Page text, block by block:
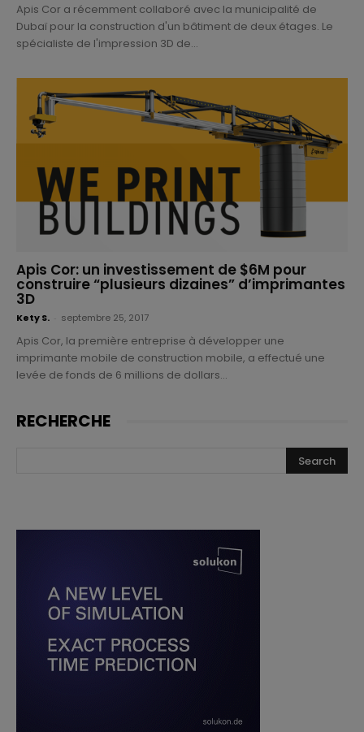
Apis Cor a récemment collaboré avec la municipalité de
Dubaï pour la construction d'un bâtiment de deux étages. Le
spécialiste de l'impression 3D de...
Apis Cor: un investissement de $6M pour
construire “plusieurs dizaines” d’imprimantes
3D
Kety S. septembre 25, 2017
Apis Cor, la première entreprise à développer une
imprimante mobile de construction mobile, a effectué une
levée de fonds de 6 millions de dollars...
RECHERCHE